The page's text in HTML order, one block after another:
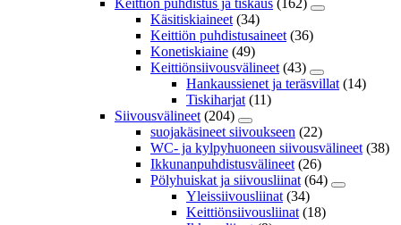
Keittiön puhdistus ja tiskaus (162)
Käsitiskiaineet (34)
Keittiön puhdistusaineet (36)
Konetiskiaine (49)
Keittiönsiivousvälineet (43)
Hankaussienet ja teräsvillat (14)
Tiskiharjat (11)
Siivousvälineet (204)
suojakäsineet siivoukseen (22)
WC- ja kylpyhuoneen siivousvälineet (38)
Ikkunanpuhdistusvälineet (26)
Pölyhuiskat ja siivousliinat (64)
Yleissiivousliinat (34)
Keittiönsiivousliinat (18)